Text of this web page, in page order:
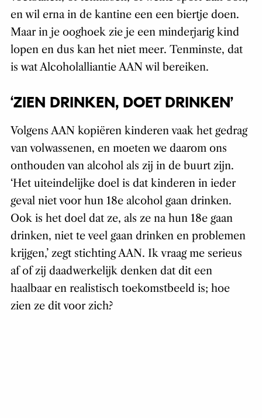
en wil erna in de kantine een een biertje doen.
Maar in je ooghoek zie je een minderjarig kind
lopen en dus kan het niet meer. Tenminste, dat
is wat Alcoholalliantie AAN wil bereiken.
‘ZIEN DRINKEN, DOET DRINKEN’
Volgens AAN kopiëren kinderen vaak het gedrag
van volwassenen, en moeten we daarom ons
onthouden van alcohol als zij in de buurt zijn.
‘Het uiteindelijke doel is dat kinderen in ieder
geval niet voor hun 18e alcohol gaan drinken.
Ook is het doel dat ze, als ze na hun 18e gaan
drinken, niet te veel gaan drinken en problemen
krijgen,’ zegt stichting AAN. Ik vraag me serieus
af of zij daadwerkelijk denken dat dit een
haalbaar en realistisch toekomstbeeld is; hoe
zien ze dit voor zich?